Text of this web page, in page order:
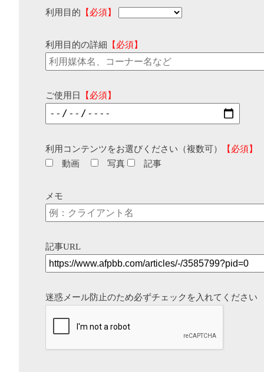
利用目的 【必須】
利用目的の詳細 【必須】
ご使用日 【必須】
利用コンテンツをお選びください（複数可）
【必須】
動画
写真 記事
メモ
記事URL
迷惑メール防止のため必ずチェックを入れてください